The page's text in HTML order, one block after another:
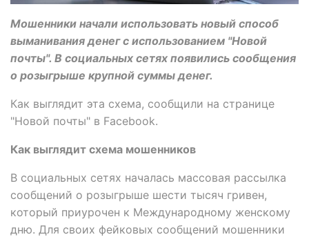
Мошенники начали использовать новый способ
выманивания денег с использованием "Новой
почты". В социальных сетях появились сообщения
о розыгрыше крупной суммы денег.
Как выглядит эта схема, сообщили на странице
"Новой почты" в Facebook.
Как выглядит схема мошенников
В социальных сетях началась массовая рассылка
сообщений о розыгрыше шести тысяч гривен,
который приурочен к Международному женскому
дню. Для своих фейковых сообщений мошенники